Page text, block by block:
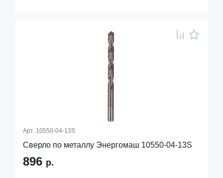
Арт. 10550-04-13S
Сверло по металлу Энергомаш 10550-04-13S
896 р.